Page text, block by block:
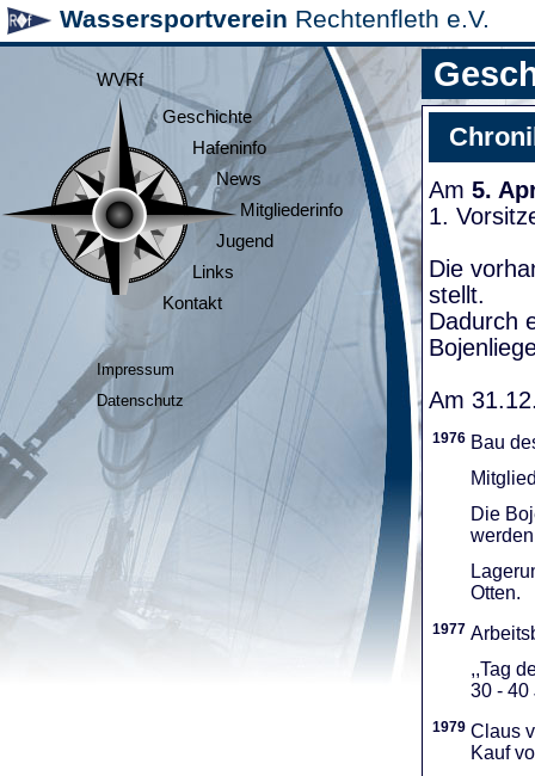
Wassersportverein Rechtenfleth e.V.
WVRf
Geschichte
Hafeninfo
News
Mitgliederinfo
Jugend
Links
Kontakt
Impressum
Datenschutz
Am 5.
1.
Die
stellt.
Dadurch
Am
1976 Bau
Die
Otten.
1977
,,Tag
30 - 40
1979 Claus
Kauf